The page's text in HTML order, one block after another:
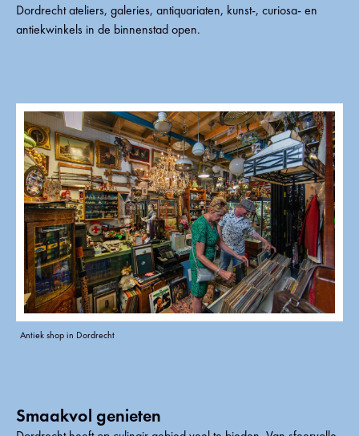
Dordrecht ateliers, galeries, antiquariaten, kunst-, curiosa- en
antiekwinkels in de binnenstad open.
Antiek shop in Dordrecht
Smaakvol genieten